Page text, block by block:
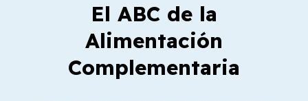
El ABC de la
Alimentación
Complementaria